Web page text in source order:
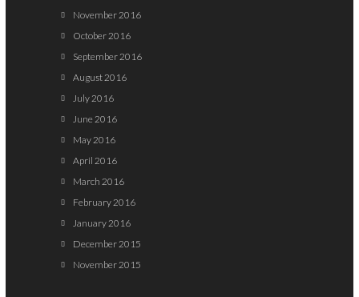
November 2016
October 2016
September 2016
August 2016
July 2016
June 2016
May 2016
April 2016
March 2016
February 2016
January 2016
December 2015
November 2015